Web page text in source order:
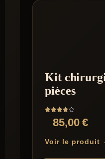
Kit
pièces
Note
3.7585,00€
Voir le produit